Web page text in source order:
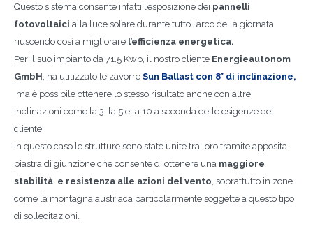
Questo sistema consente infatti l’esposizione dei pannelli
fotovoltaici alla luce solare durante tutto l’arco della giornata
riuscendo così a migliorare l’efficienza energetica.
Per il suo impianto da 71.5 Kwp, il nostro cliente Energieautonom
GmbH, ha utilizzato le zavorre Sun Ballast con 8° di inclinazione,
ma è possibile ottenere lo stesso risultato anche con altre
inclinazioni come la 3, la 5 e la 10 a seconda delle esigenze del
cliente.
In questo caso le strutture sono state unite tra loro tramite apposita
piastra di giunzione che consente di ottenere una maggiore
stabilità e resistenza alle azioni del vento, soprattutto in zone
come la montagna austriaca particolarmente soggette a questo tipo
di sollecitazioni.